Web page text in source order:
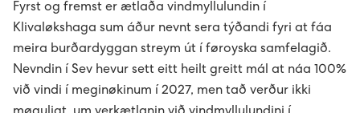
C4: Viðmerkingar og ískoyti
D1: Løgtingslógir
KT-mennari til Sev
Maskinmeistari til grønu orkuverkini hjá Sev
Vís alt...
Spurningar og svar
Fyrst og fremst er ætlaða vindmyllulundin í
Klivaløkshaga sum áður nevnt sera týðandi fyri at fáa
meira burðardyggan streym út í føroyska samfelagið.
Nevndin í Sev hevur sett eitt heilt greitt mál at náa 100%
við vindi í meginøkinum í 2027, men tað verður ikki